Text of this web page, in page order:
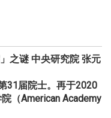
之谜 中央研究院 张元
31届院士。再于2020
（American Academy